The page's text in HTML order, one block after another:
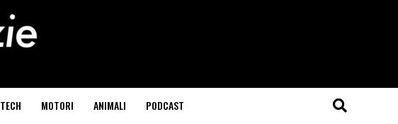
TECH MOTORI ANIMALI PODCAST